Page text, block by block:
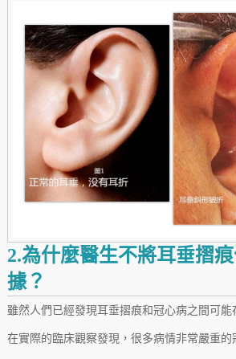
2.為什麼醫生不將耳垂摺
據？
雖然人們已經發現耳垂摺痕和冠心病之間可能
在實際的臨床觀察發現，很多病情非常嚴重